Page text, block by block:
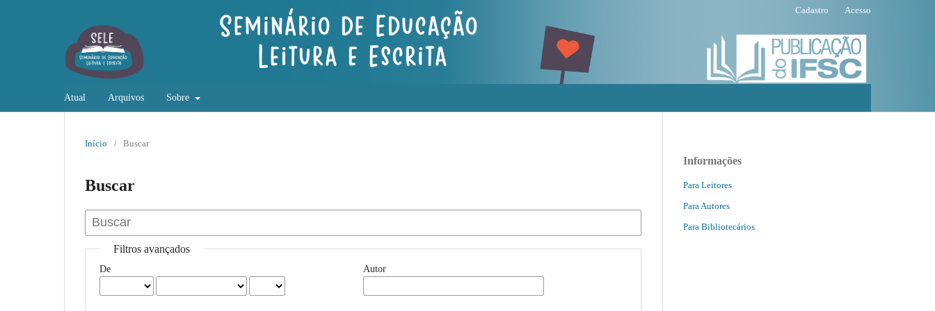
Atual Arquivos Sobre
Cadastro Acesso
Início / Buscar
Buscar
Filtros avançados
De Autor
Informações
Para Leitores
Para Autores
Para Bibliotecários